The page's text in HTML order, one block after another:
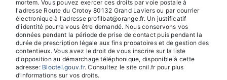
mortem. Vous pouvez exercer ces droits par voie postale à
l'adresse Route du Crotoy 80132 Grand Laviers ou par courrier
électronique à l'adresse profilbat@orange.fr. Un justificatif
d'identité pourra vous être demandé. Nous conservons vos
données pendant la période de prise de contact puis pendant la
durée de prescription légale aux fins probatoires et de gestion des
contentieux. Vous avez le droit de vous inscrire sur la liste
d'opposition au démarchage téléphonique, disponible à cette
adresse: Bloctel.gouv.fr. Consultez le site cnil.fr pour plus
d’informations sur vos droits.